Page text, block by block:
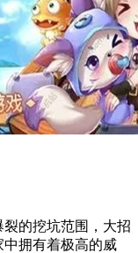
的挖坑范围，大招
拥有着极高的威